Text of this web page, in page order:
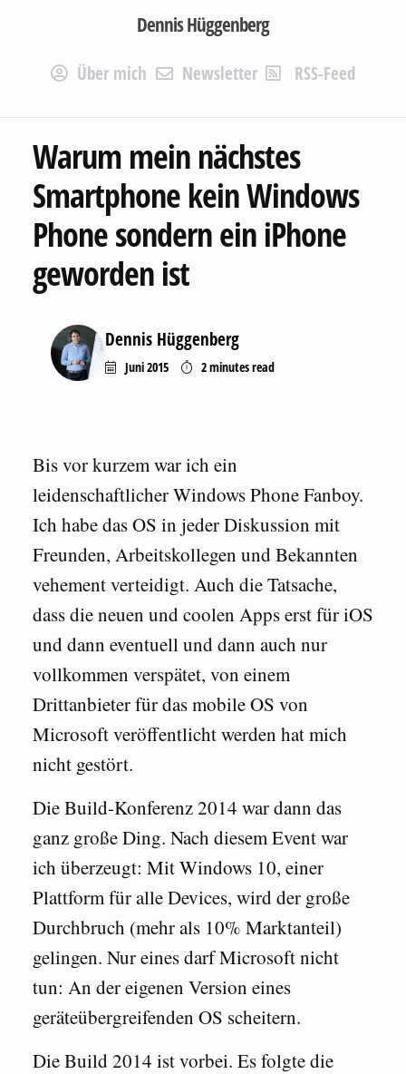
Dennis Hüggenberg
Über mich Newsletter RSS-Feed
Warum mein nächstes
Smartphone kein Windows
Phone sondern ein iPhone
geworden ist
Dennis Hüggenberg
Juni 2015 2 minutesread
Bis vor kurzem war ich ein
leidenschaftlicher Windows Phone Fanboy.
Ich habe das OS in jeder Diskussion mit
Freunden, Arbeitskollegen und Bekannten
vehement verteidigt. Auch die Tatsache,
dass die neuen und coolen Apps erst für iOS
und dann eventuell und dann auch nur
vollkommen verspätet, von einem
Drittanbieter für das mobile OS von
Microsoft veröffentlicht werden hat mich
nicht gestört.
Die Build-Konferenz 2014 war dann das
ganz große Ding. Nach diesem Event war
ich überzeugt: Mit Windows 10, einer
Plattform für alle Devices, wird der große
Durchbruch (mehr als 10% Marktanteil)
gelingen. Nur eines darf Microsoft nicht
tun: An der eigenen Version eines
geräteübergreifenden OS scheitern.
Die Build 2014 ist vorbei. Es folgte die